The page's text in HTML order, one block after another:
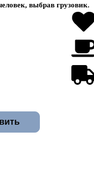
выбрав грузовик.